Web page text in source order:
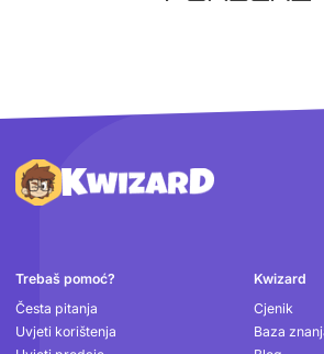
Podnožje
Trebaš pomoć?
Česta pitanja
Uvjeti korištenja
Kwizard
Cjenik
Baza